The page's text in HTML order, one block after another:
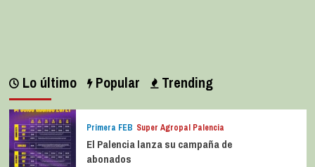
Lo último Popular Trending
Primera FEB Super Agropal Palencia
El Palencia lanza su campaña de
abonados